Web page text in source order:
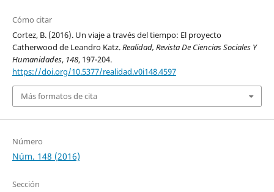
Cómo citar
Cortez, B. (2016). Un viaje a través del tiempo: El proyecto
Catherwood de Leandro Katz.Realidad, Revista De Ciencias Sociales Y
Humanidades, 148, 197-204.
https://doi.org/10.5377/realidad.v0i148.4597
Más formatos de cita
Número
Núm. 148 (2016)
Sección